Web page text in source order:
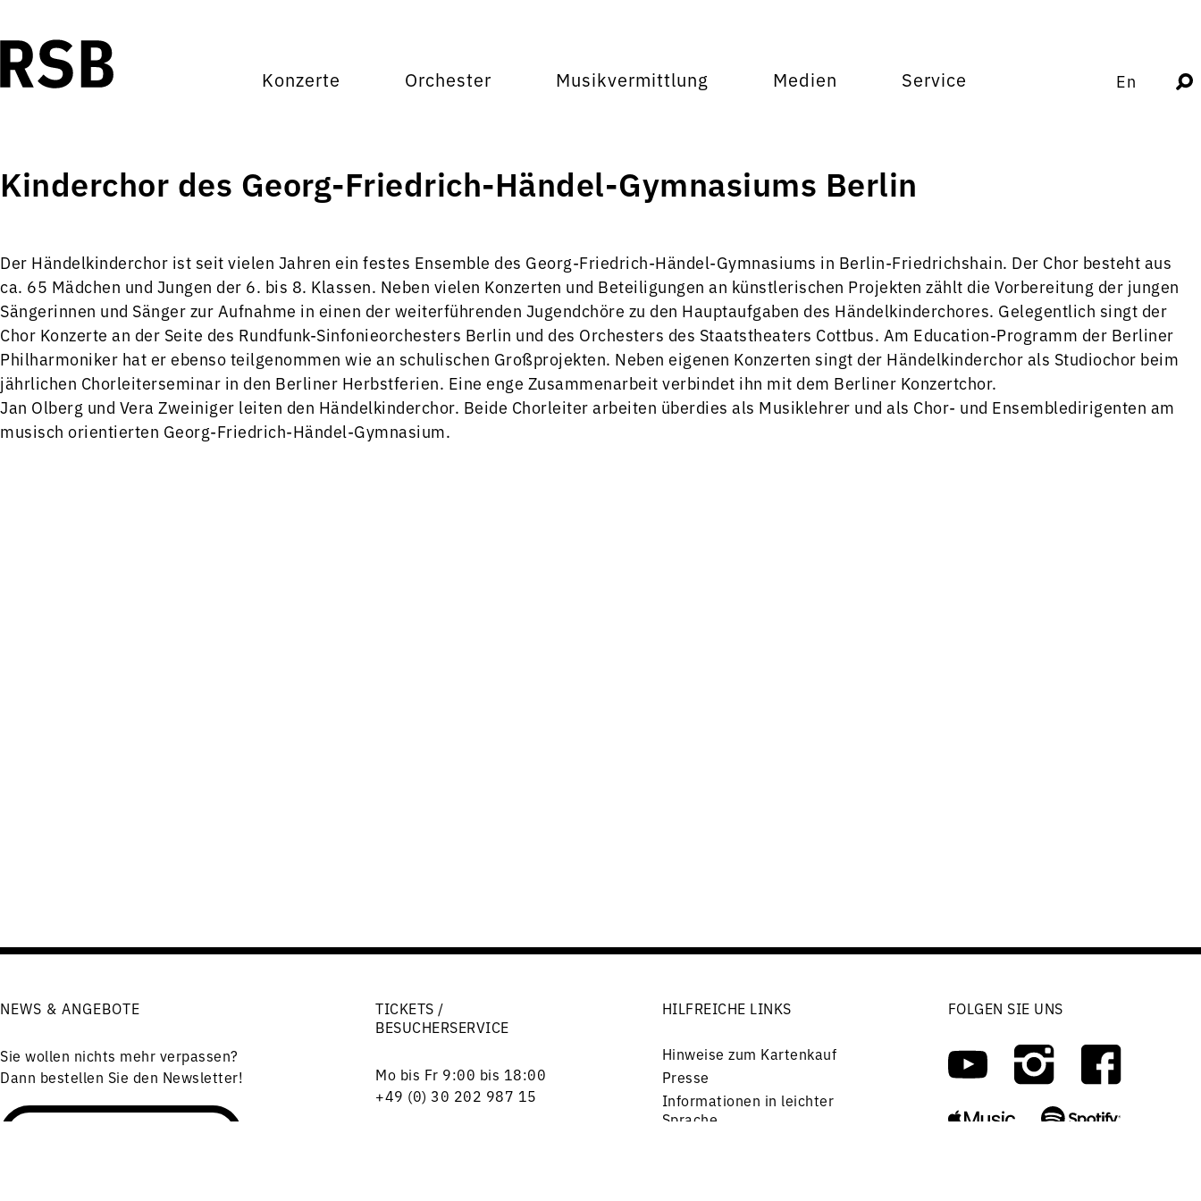
Konzerte Orchester Musikvermittlung Medien Service En
Kinderchor des Georg-Friedrich-Händel-Gymnasiums Berlin
Der Händelkinderchor ist seit vielen Jahren ein festes Ensemble des Georg-Friedrich-Händel-Gymnasiums in Berlin-Friedrichshain. Der Chor besteht aus
ca. 65 Mädchen und Jungen der 6. bis 8. Klassen. Neben vielen Konzerten und Beteiligungen an künstlerischen Projekten zählt die Vorbereitung der jungen
Sängerinnen und Sänger zur Aufnahme in einen der weiterführenden Jugendchöre zu den Hauptaufgaben des Händelkinderchores. Gelegentlich singt der
Chor Konzerte an der Seite des Rundfunk-Sinfonieorchesters Berlin und des Orchesters des Staatstheaters Cottbus. Am Education-Programm der Berliner
Philharmoniker hat er ebenso teilgenommen wie an schulischen Großprojekten. Neben eigenen Konzerten singt der Händelkinderchor als Studiochor beim
jährlichen Chorleiterseminar in den Berliner Herbstferien. Eine enge Zusammenarbeit verbindet ihn mit dem Berliner Konzertchor.
Jan Olberg und Vera Zweiniger leiten den Händelkinderchor. Beide Chorleiter arbeiten überdies als Musiklehrer und als Chor- und Ensembledirigenten am
musisch orientierten Georg-Friedrich-Händel-Gymnasium.
NEWS & ANGEBOTE
Sie wollen nichts mehr verpassen?
Dann bestellen Sie den Newsletter!
TICKETS /
BESUCHERSERVICE
Mo bis Fr 9:00 bis 18:00
+49 (0) 30 202 987 15
HILFREICHE LINKS
Hinweise zum Kartenkauf
Presse
Informationen in leichter
Sprache
FOLGEN SIE UNS